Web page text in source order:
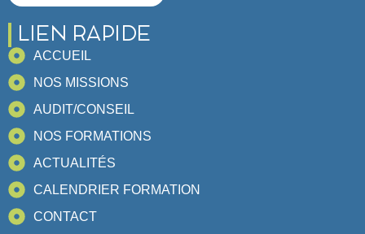
LIEN RAPIDE
ACCUEIL
NOS MISSIONS
AUDIT/CONSEIL
NOS FORMATIONS
ACTUALITÉS
CALENDRIER FORMATION
CONTACT